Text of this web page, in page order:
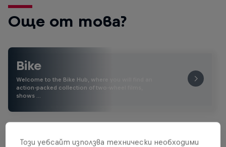
Още от това?
Bike
Welcome to the Bike Hub, where you will find an
action-packed collection of two-wheel films,
shows …
Този уебсайт използва технически необходими